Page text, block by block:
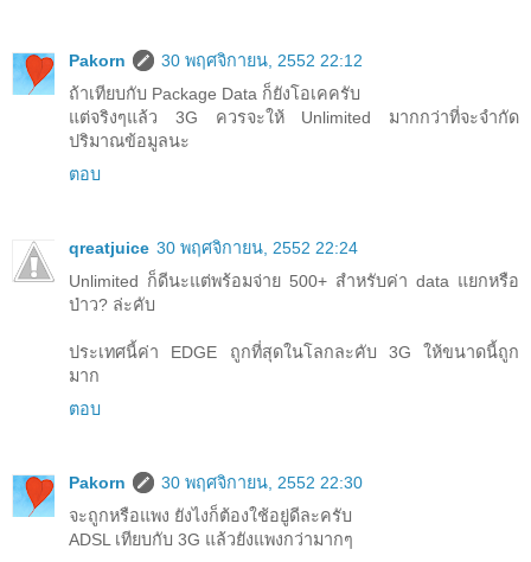
Pakorn
30 พฤศจิกายน, 2552 22:12
ถ้าเทียบกับ Package Data ก็ยังโอเคครับ
แต่จริงๆแล้ว 3G ควรจะให้ Unlimited มากกว่าที่จะจำกัด
ปริมาณข้อมูลนะ
ตอบ
qreatjuice 30 พฤศจิกายน, 2552 22:24
Unlimited ก็ดีนะแต่พร้อมจ่าย 500+ สำหรับค่า data แยกหรือ
ป่าว? ล่ะคับ
ประเทศนี้ค่า EDGE ถูกที่สุดในโลกละคับ 3G ให้ขนาดนี้ถูก
มาก
ตอบ
Pakorn
30 พฤศจิกายน, 2552 22:30
จะถูกหรือแพง ยังไงก็ต้องใช้อยู่ดีละครับ
ADSL เทียบกับ 3G แล้วยังแพงกว่ามากๆ